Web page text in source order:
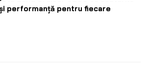
performanță pentru fiecare